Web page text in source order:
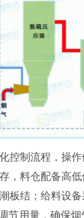
控制流程，操
，料仓配备高
板结；给料设
节用量，确保